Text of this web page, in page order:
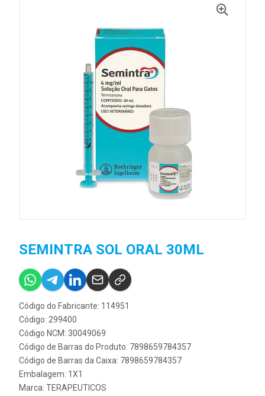
SEMINTRA SOL ORAL 30ML
Código do Fabricante: 114951
Código: 299400
Código NCM: 30049069
Código de Barras do Produto: 7898659784357
Código de Barras da Caixa: 7898659784357
Embalagem: 1X1
Marca: TERAPEUTICOS